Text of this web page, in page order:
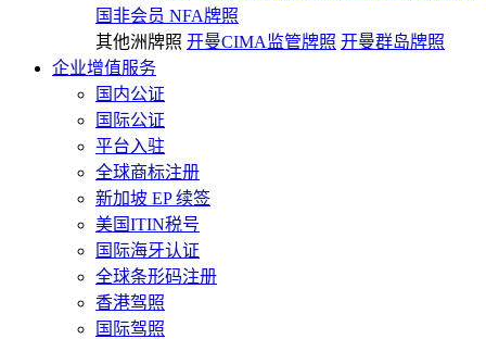
国非会员 NFA牌照
其他洲牌照 开曼CIMA监管牌照 开曼群岛牌照
企业增值服务
国内公证
国际公证
平台入驻
全球商标注册
新加坡 EP 续签
美国ITIN税号
国际海牙认证
全球条形码注册
香港驾照
国际驾照